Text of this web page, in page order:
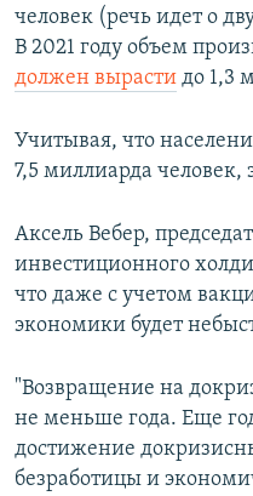
человек (речь идет о
В 2021 году объем
должен вырасти до 1,3
Учитывая, что
7,5 миллиарда человек,
Аксель Вебер,
инвестиционного
что даже с учетом
экономики будет
"Возвращение на
не меньше года. Еще
достижение
безработицы и